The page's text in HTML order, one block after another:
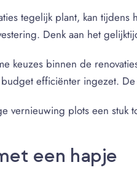
tegelijk plant, kan
Denk aan het
keuzes binnen de
efficiënter ingezet.
vernieuwing plots een stuk
een hapje